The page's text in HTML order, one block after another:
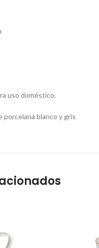
uso doméstico.
porcelana blanco y gris